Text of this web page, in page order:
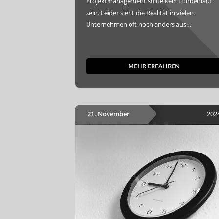
sein. Leider sieht die Realität in vielen
Unternehmen oft noch anders aus…
MEHR ERFAHREN
21. November